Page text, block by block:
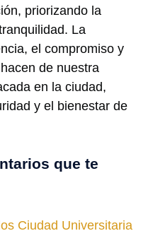
priorizando la
La
el compromiso y
de nuestra
en la ciudad,
y el bienestar de
que te
Ciudad Universitaria